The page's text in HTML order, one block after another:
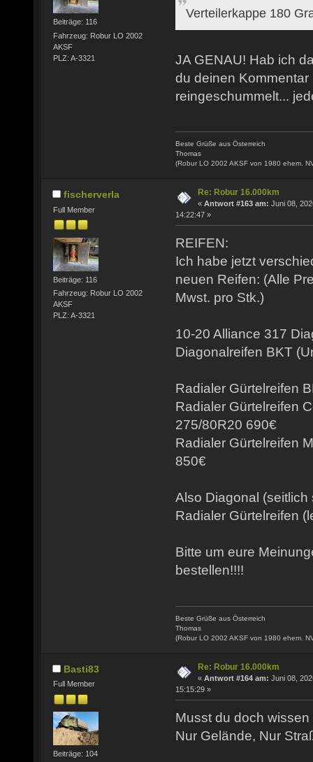
Beiträge: 116
Fahrzeug: Robur LO 2002
AKSF
PLZ: A-3321
Verteilerkappe 180
JA GENAU! Hab ich
du deinen Kommentar
reingeschummelt...
Beste Grüße aus Österreich
Thomas
(Robur LO 2002 AKSF von 1980 ehem.
fischerverla
Full Member
Beiträge: 116
Fahrzeug: Robur LO 2002
AKSF
PLZ: A-3321
Re: Robur 16.000km
« Antwort #163 am: Juni 08,
14:22:47 »
REIFEN:
Ich habe jetzt
neuen Reifen: (Alle
Mwst. pro Stk.)
10-20 Alliance 317
Diagonalreifen BKT
Radialer Gürtelreifen
Radialer Gürtelreifen
275/80R20 690€
Radialer Gürtelreifen
850€
Also Diagonal
Radialer Gürtelreifen
Bitte um eure
bestellen!!!!
Beste Grüße aus Österreich
Thomas
(Robur LO 2002 AKSF von 1980 ehem.
Basti83
Full Member
Beiträge: 104
Re: Robur 16.000km
« Antwort #164 am: Juni 08,
15:15:29 »
Musst du doch
Nur Gelände, Nur